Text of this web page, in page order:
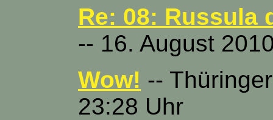
Re: 08: Russula
-- 16. August
Wow! --
23:28 Uhr